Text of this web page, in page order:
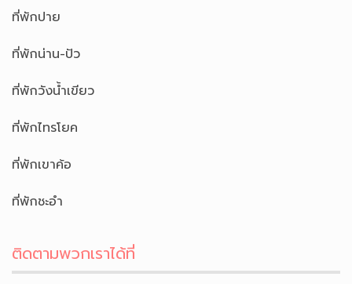
ที่พักปาย
ที่พักน่าน-ปัว
ที่พักวังน้ำเขียว
ที่พักไทรโยค
ที่พักเขาค้อ
ที่พักชะอำ
ติดตามพวกเราได้ที่